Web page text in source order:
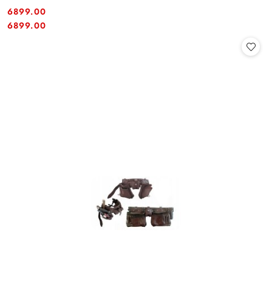
Cena:
6899.00
Cena:
6899.00